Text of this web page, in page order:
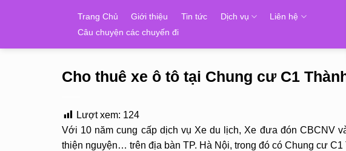
Trang Chủ Giới thiệu Tin tức Dịch vụ
Liên hệ
Câu chuyện các chuyến đi
Cho thuê xe ô tô tại Chung cư C1
Lượt xem: 124
Với 10 năm cung cấp dịch vụ Xe du lịch, Xe đưa đón CBCNV
thiện nguyện… trên địa bàn TP. Hà Nội, trong đó có Chung cư C1